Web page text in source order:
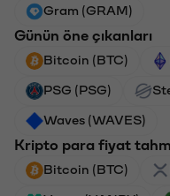
Gram (GRAM)
Günün öne çıkanları
Bitcoin (BTC)
PSG (PSG)
Waves (WAVES)
Kripto para fiyat
Bitcoin (BTC)